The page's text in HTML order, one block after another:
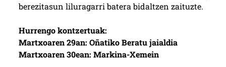
berezitasun liluragarri batera bidaltzen zaituzte.
Hurrengo kontzertuak:
Martxoaren 29an: Oñatiko Beratu jaialdia
Martxoaren 30ean: Markina-Xemein